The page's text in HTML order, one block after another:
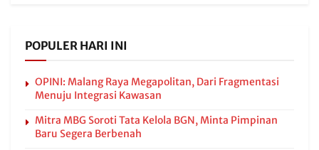
POPULER HARI INI
OPINI: Malang Raya Megapolitan, Dari Fragmentasi
Menuju Integrasi Kawasan
Mitra MBG Soroti Tata Kelola BGN, Minta Pimpinan
Baru Segera Berbenah